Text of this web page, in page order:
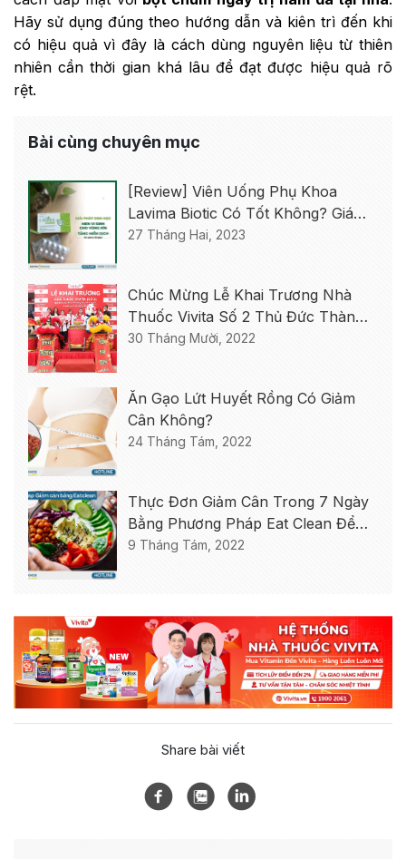
Hãy sử dụng đúng theo hướng dẫn và kiên trì đến khi
có hiệu quả vì đây là cách dùng nguyên liệu từ thiên
nhiên cần thời gian khá lâu để đạt được hiệu quả rõ
rệt.
Bài cùng chuyên mục
[Review] Viên Uống Phụ Khoa
Lavima Biotic Có Tốt Không? Giá
Bao Nhiêu? Mua Ở Đâu?
27 Tháng Hai, 2023
Chúc Mừng Lễ Khai Trương Nhà
Thuốc Vivita Số 2 Thủ Đức Thành
Công Tốt Đẹp
30 Tháng Mười, 2022
Ăn Gạo Lứt Huyết Rồng Có Giảm
Cân Không?
24 Tháng Tám, 2022
Thực Đơn Giảm Cân Trong 7 Ngày
Bằng Phương Pháp Eat Clean Để
Giảm 5kg
9 Tháng Tám, 2022
Share bài viết